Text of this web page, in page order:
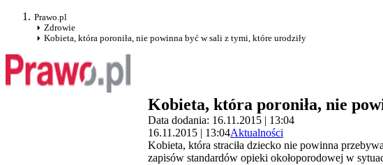
Prawo.pl
Zdrowie
Kobieta, która poroniła, nie powinna być w sali z tymi, które urodziły
Kobieta, która poroniła, nie
Data dodania: 16.11.2015 | 13:04
16.11.2015 | 13:04Aktualności
Kobieta, która straciła dziecko nie powinna
zapisów standardów opieki okołoporodowej w